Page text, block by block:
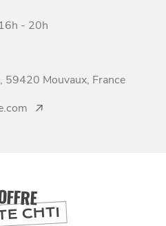
- 20h
59420 Mouvaux, France
CHTI
ADRESSES